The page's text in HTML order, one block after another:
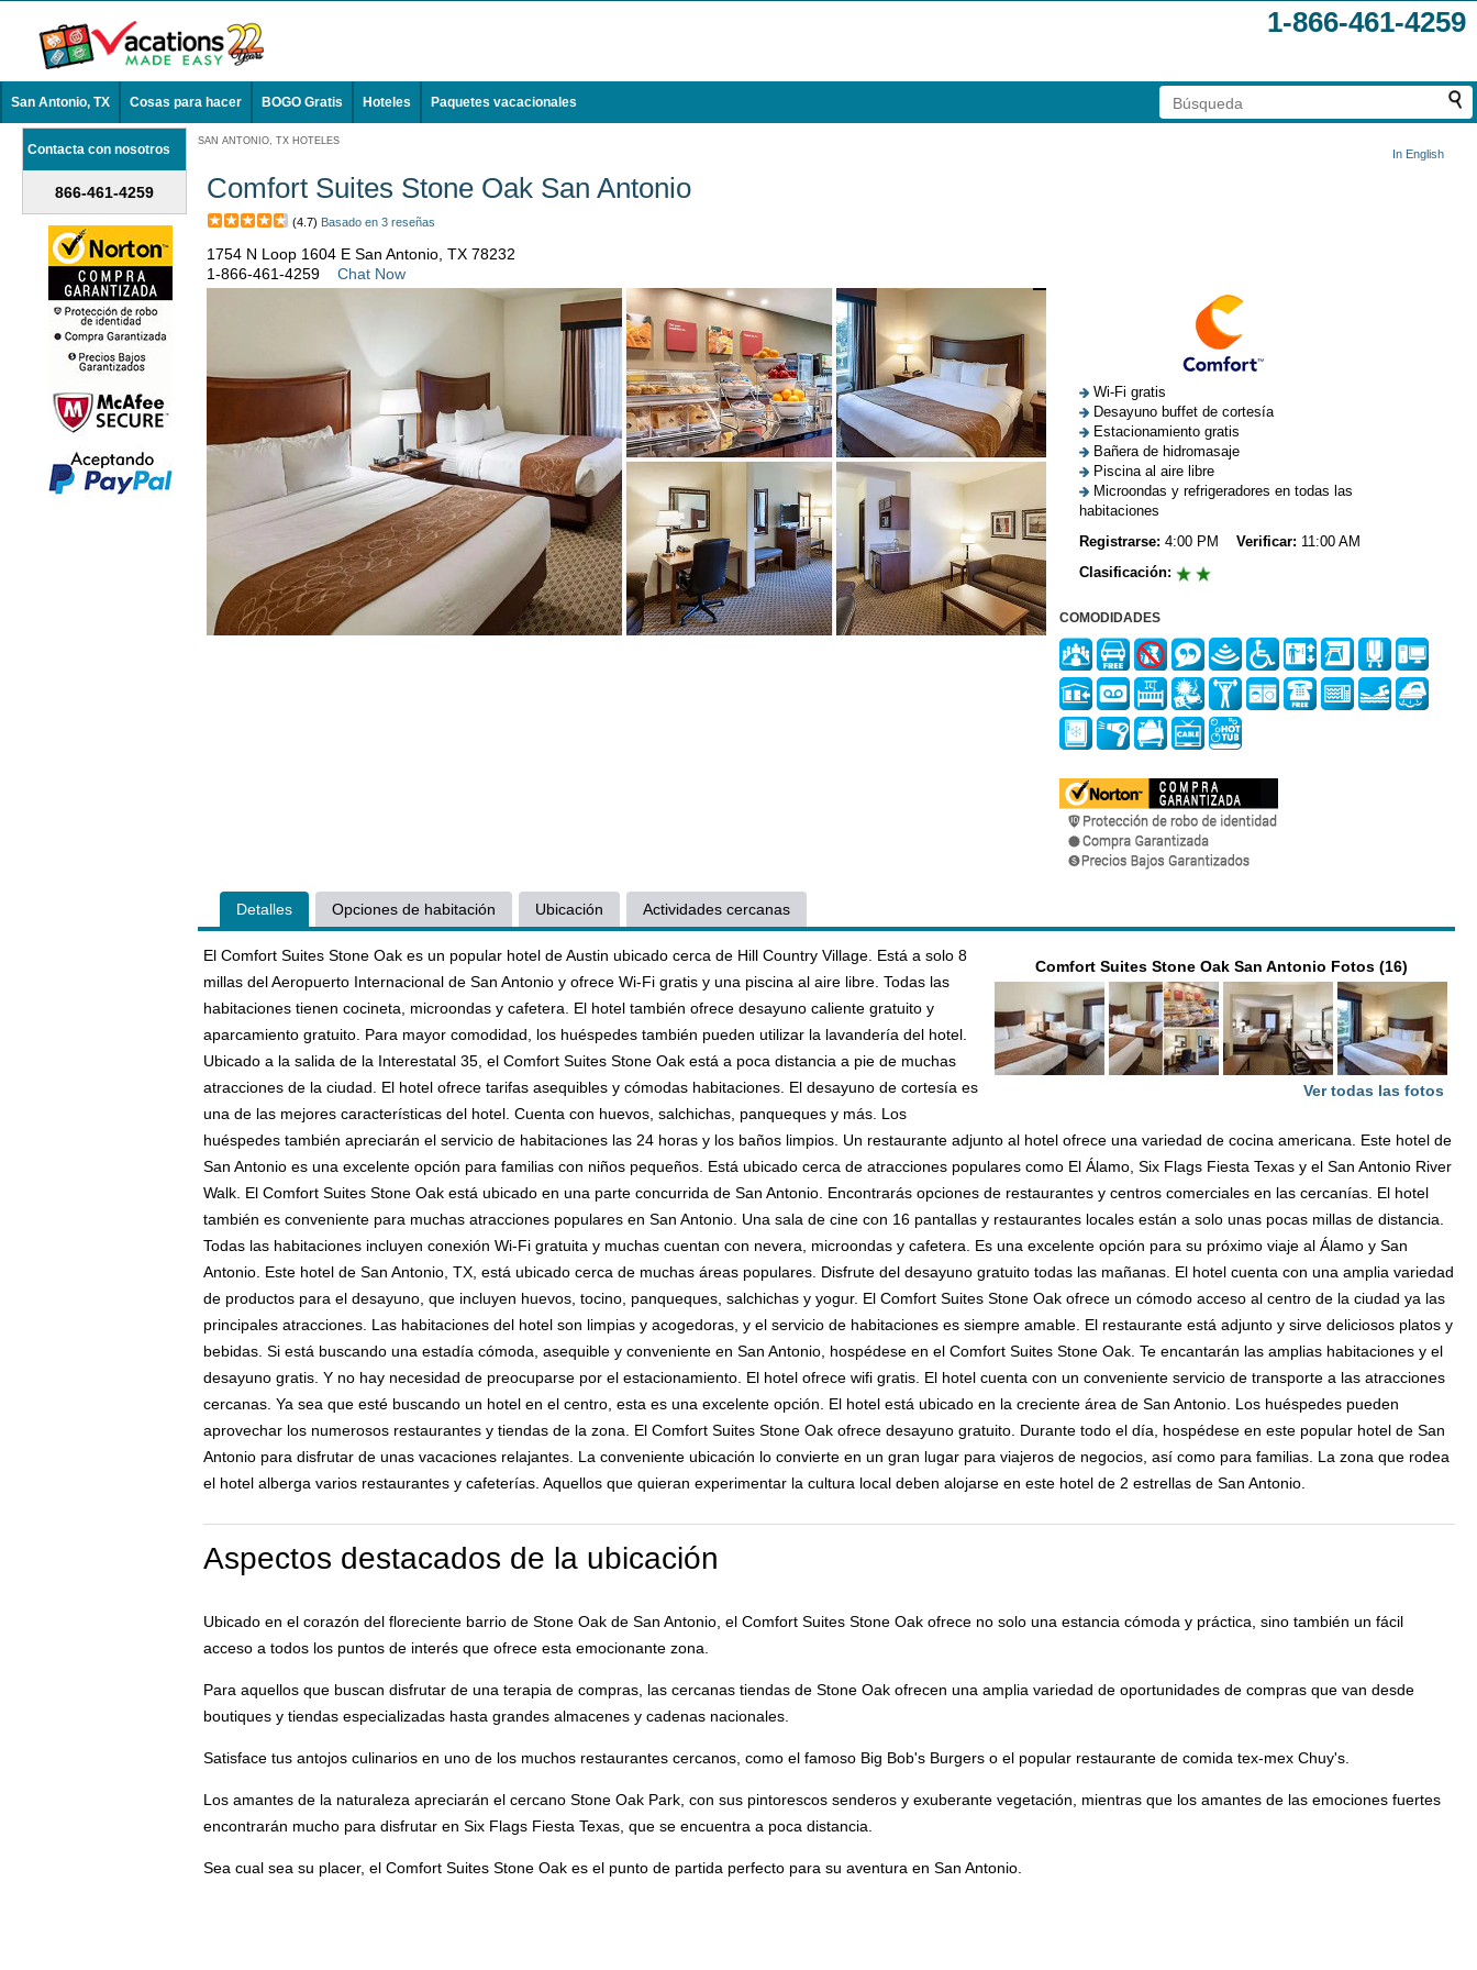
1-866-461-4259
San Antonio, TX Cosas para hacer BOGO Gratis Hoteles Paquetes vacacionales
Contacta con nosotros
866-461-4259
SAN ANTONIO, TX HOTELES
In English
Comfort Suites Stone Oak San Antonio
(4.7) Basado en 3 reseñas
1754 N Loop 1604 E San Antonio, TX 78232
1-866-461-4259
Chat Now
Wi-Fi gratis
Desayuno buffet de cortesía
Estacionamiento gratis
Bañera de hidromasaje
Piscina al aire libre
Microondas y refrigeradores en todas las
habitaciones
Registrarse: 4:00 PM Verificar: 11:00 AM
Clasificación:
COMODIDADES
Detalles Opciones de habitación Ubicación Actividades cercanas
Comfort Suites Stone Oak San Antonio Fotos (16)
Ver todas las fotos
El Comfort Suites Stone Oak es un popular hotel de Austin ubicado cerca de Hill Country Village. Está a solo 8
millas del Aeropuerto Internacional de San Antonio y ofrece Wi-Fi gratis y una piscina al aire libre. Todas las
habitaciones tienen cocineta, microondas y cafetera. El hotel también ofrece desayuno caliente gratuito y
aparcamiento gratuito. Para mayor comodidad, los huéspedes también pueden utilizar la lavandería del hotel.
Ubicado a la salida de la Interestatal 35, el Comfort Suites Stone Oak está a poca distancia a pie de muchas
atracciones de la ciudad. El hotel ofrece tarifas asequibles y cómodas habitaciones. El desayuno de cortesía es
una de las mejores características del hotel. Cuenta con huevos, salchichas, panqueques y más. Los
huéspedes también apreciarán el servicio de habitaciones las 24 horas y los baños limpios. Un restaurante adjunto al hotel ofrece una variedad de cocina americana. Este hotel de
San Antonio es una excelente opción para familias con niños pequeños. Está ubicado cerca de atracciones populares como El Álamo, Six Flags Fiesta Texas y el San Antonio River
Walk. El Comfort Suites Stone Oak está ubicado en una parte concurrida de San Antonio. Encontrarás opciones de restaurantes y centros comerciales en las cercanías. El hotel
también es conveniente para muchas atracciones populares en San Antonio. Una sala de cine con 16 pantallas y restaurantes locales están a solo unas pocas millas de distancia.
Todas las habitaciones incluyen conexión Wi-Fi gratuita y muchas cuentan con nevera, microondas y cafetera. Es una excelente opción para su próximo viaje al Álamo y San
Antonio. Este hotel de San Antonio, TX, está ubicado cerca de muchas áreas populares. Disfrute del desayuno gratuito todas las mañanas. El hotel cuenta con una amplia variedad
de productos para el desayuno, que incluyen huevos, tocino, panqueques, salchichas y yogur. El Comfort Suites Stone Oak ofrece un cómodo acceso al centro de la ciudad ya las
principales atracciones. Las habitaciones del hotel son limpias y acogedoras, y el servicio de habitaciones es siempre amable. El restaurante está adjunto y sirve deliciosos platos y
bebidas. Si está buscando una estadía cómoda, asequible y conveniente en San Antonio, hospédese en el Comfort Suites Stone Oak. Te encantarán las amplias habitaciones y el
desayuno gratis. Y no hay necesidad de preocuparse por el estacionamiento. El hotel ofrece wifi gratis. El hotel cuenta con un conveniente servicio de transporte a las atracciones
cercanas. Ya sea que esté buscando un hotel en el centro, esta es una excelente opción. El hotel está ubicado en la creciente área de San Antonio. Los huéspedes pueden
aprovechar los numerosos restaurantes y tiendas de la zona. El Comfort Suites Stone Oak ofrece desayuno gratuito. Durante todo el día, hospédese en este popular hotel de San
Antonio para disfrutar de unas vacaciones relajantes. La conveniente ubicación lo convierte en un gran lugar para viajeros de negocios, así como para familias. La zona que rodea
el hotel alberga varios restaurantes y cafeterías. Aquellos que quieran experimentar la cultura local deben alojarse en este hotel de 2 estrellas de San Antonio.
Aspectos destacados de la ubicación
Ubicado en el corazón del floreciente barrio de Stone Oak de San Antonio, el Comfort Suites Stone Oak ofrece no solo una estancia cómoda y práctica, sino también un fácil
acceso a todos los puntos de interés que ofrece esta emocionante zona.
Para aquellos que buscan disfrutar de una terapia de compras, las cercanas tiendas de Stone Oak ofrecen una amplia variedad de oportunidades de compras que van desde
boutiques y tiendas especializadas hasta grandes almacenes y cadenas nacionales.
Satisface tus antojos culinarios en uno de los muchos restaurantes cercanos, como el famoso Big Bob's Burgers o el popular restaurante de comida tex-mex Chuy's.
Los amantes de la naturaleza apreciarán el cercano Stone Oak Park, con sus pintorescos senderos y exuberante vegetación, mientras que los amantes de las emociones fuertes
encontrarán mucho para disfrutar en Six Flags Fiesta Texas, que se encuentra a poca distancia.
Sea cual sea su placer, el Comfort Suites Stone Oak es el punto de partida perfecto para su aventura en San Antonio.